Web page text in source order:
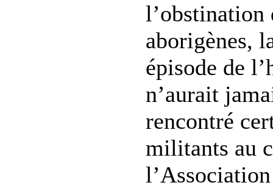
l’obstination
aborigènes,
épisode de
n’aurait
rencontré
militants au